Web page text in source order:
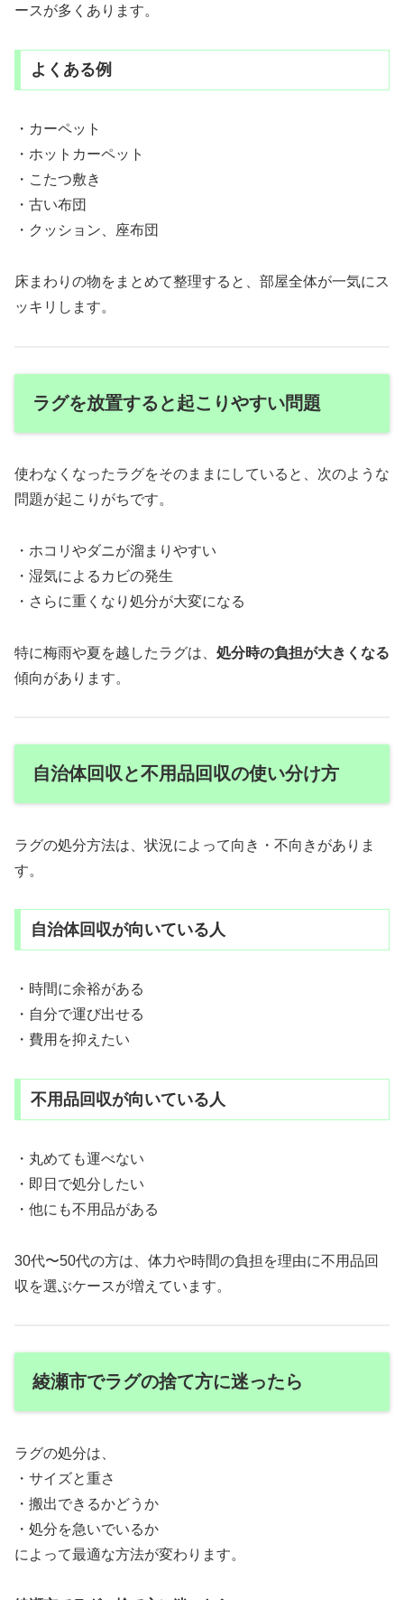
ースが多くあります。
よくある例
・カーペット
・ホットカーペット
・こたつ敷き
・古い布団
・クッション、座布団
床まわりの物をまとめて整理すると、部屋全体が一気にス
ッキリします。
ラグを放置すると起こりやすい問題
使わなくなったラグをそのままにしていると、次のような
問題が起こりがちです。
・ホコリやダニが溜まりやすい
・湿気によるカビの発生
・さらに重くなり処分が大変になる
特に梅雨や夏を越したラグは、 処分時の負担が大きくなる
傾向があります。
自治体回収と不用品回収の使い分け方
ラグの処分方法は、状況によって向き・不向きがありま
す。
自治体回収が向いている人
・時間に余裕がある
・自分で運び出せる
・費用を抑えたい
不用品回収が向いている人
・丸めても運べない
・即日で処分したい
・他にも不用品がある
30代〜50代の方は、体力や時間の負担を理由に不用品回
収を選ぶケースが増えています。
綾瀬市でラグの捨て方に迷ったら
ラグの処分は、
・サイズと重さ
・搬出できるかどうか
・処分を急いでいるか
によって最適な方法が変わります。